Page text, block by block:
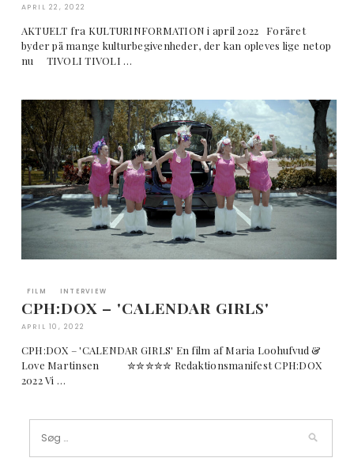
APRIL 22, 2022
AKTUELT fra KULTURINFORMATION i april 2022 Foråret
byder på mange kulturbegivenheder, der kan opleves lige netop
nu TIVOLI TIVOLI …
FILM INTERVIEW
CPH:DOX – 'CALENDAR GIRLS'
APRIL 10, 2022
CPH:DOX – 'CALENDAR GIRLS' En film af Maria Loohufvud &
Love Martinsen ✮✮✮✮✮ Redaktionsmanifest CPH:DOX
2022 Vi …